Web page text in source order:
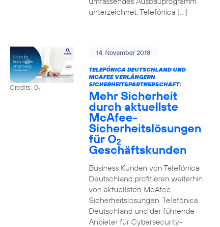
unterzeichnet. Telefónica […]
Credits: O2
14. November 2018
TELEFÓNICA DEUTSCHLAND UND
MCAFEE VERLÄNGERN
SICHERHEITSPARTNERSCHAFT:
Mehr Sicherheit
durch aktuellste
McAfee-
Sicherheitslösungen
für O2
Geschäftskunden
Business Kunden von Telefónica
Deutschland profitieren weiterhin
von aktuellsten McAfee
Sicherheitslösungen. Telefónica
Deutschland und der führende
Anbieter für Cybersecurity-